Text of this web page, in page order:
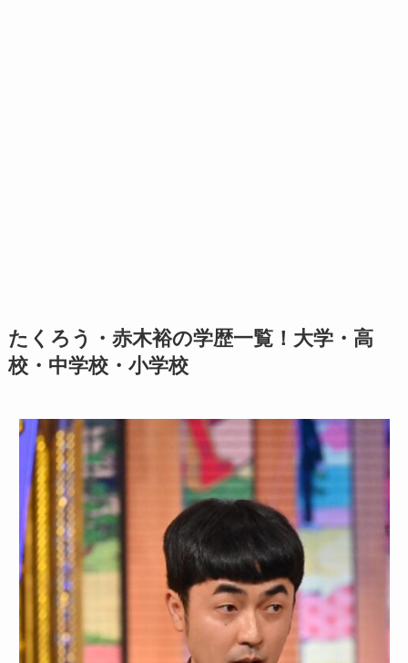
たくろう・赤木裕の学歴一覧！大学・高
校・中学校・小学校